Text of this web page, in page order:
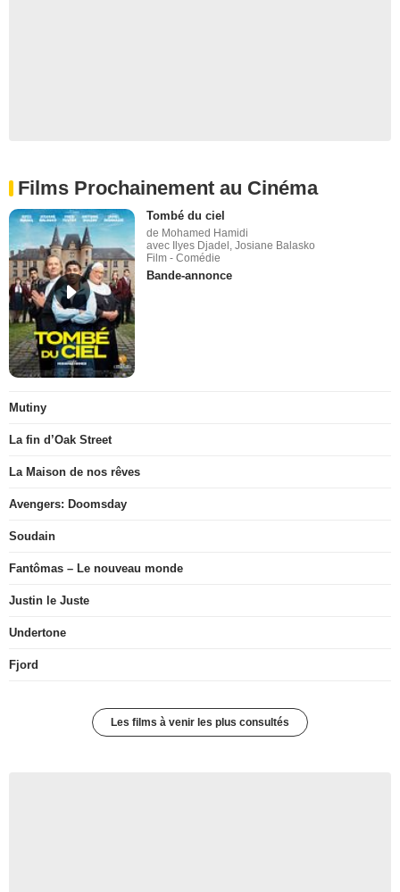
Films Prochainement au Cinéma
Tombé du ciel
de Mohamed Hamidi
avec Ilyes Djadel, Josiane Balasko
Film - Comédie
Bande-annonce
Mutiny
La fin d’Oak Street
La Maison de nos rêves
Avengers: Doomsday
Soudain
Fantômas – Le nouveau monde
Justin le Juste
Undertone
Fjord
Les films à venir les plus consultés